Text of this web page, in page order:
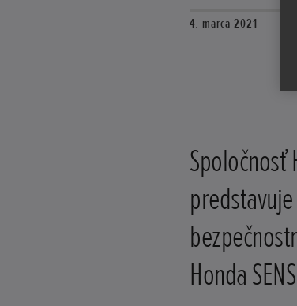
4. marca 2021
Spoločnosť
Honda